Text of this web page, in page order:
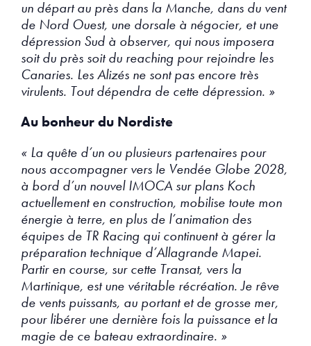
un départ au près dans la Manche, dans du vent
de Nord Ouest, une dorsale à négocier, et une
dépression Sud à observer, qui nous imposera
soit du près soit du reaching pour rejoindre les
Canaries. Les Alizés ne sont pas encore très
virulents. Tout dépendra de cette dépression. »
Au bonheur du Nordiste
« La quête d’un ou plusieurs partenaires pour
nous accompagner vers le Vendée Globe 2028,
à bord d’un nouvel IMOCA sur plans Koch
actuellement en construction, mobilise toute mon
énergie à terre, en plus de l’animation des
équipes de TR Racing qui continuent à gérer la
préparation technique d’Allagrande Mapei.
Partir en course, sur cette Transat, vers la
Martinique, est une véritable récréation. Je rêve
de vents puissants, au portant et de grosse mer,
pour libérer une dernière fois la puissance et la
magie de ce bateau extraordinaire. »